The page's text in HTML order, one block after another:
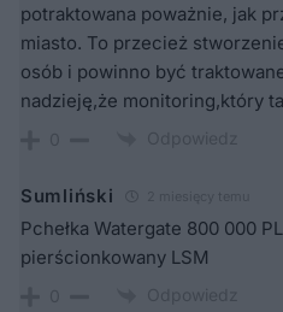
potraktowana poważnie, jak
miasto. To przecież
osób i powinno być
nadzieję,że monitoring,który
Sumliński
Pchełka Watergate 800 000
pierścionkowany LSM